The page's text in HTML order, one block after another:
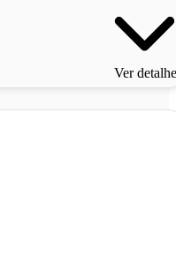
Ver